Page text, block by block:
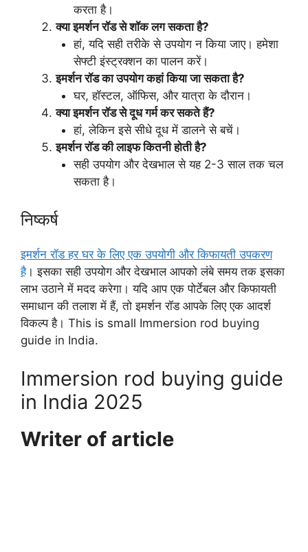
करता है।
क्या इमर्शन रॉड से शॉक लग सकता है?
हां, यदि सही तरीके से उपयोग न किया जाए। हमेशा
सेफ्टी इंस्ट्रक्शन का पालन करें।
इमर्शन रॉड का उपयोग कहां किया जा सकता है?
घर, हॉस्टल, ऑफिस, और यात्रा के दौरान।
क्या इमर्शन रॉड से दूध गर्म कर सकते हैं?
हां, लेकिन इसे सीधे दूध में डालने से बचें।
इमर्शन रॉड की लाइफ कितनी होती है?
सही उपयोग और देखभाल से यह 2-3 साल तक चल
सकता है।
निष्कर्ष
इमर्शन रॉड हर घर के लिए एक उपयोगी और किफायती उपकरण
है। इसका सही उपयोग और देखभाल आपको लंबे समय तक इसका
लाभ उठाने में मदद करेगा। यदि आप एक पोर्टेबल और किफायती
समाधान की तलाश में हैं, तो इमर्शन रॉड आपके लिए एक आदर्श
विकल्प है। This is small Immersion rod buying
guide in India.
Immersion rod buying guide
in India 2025
Writer of article